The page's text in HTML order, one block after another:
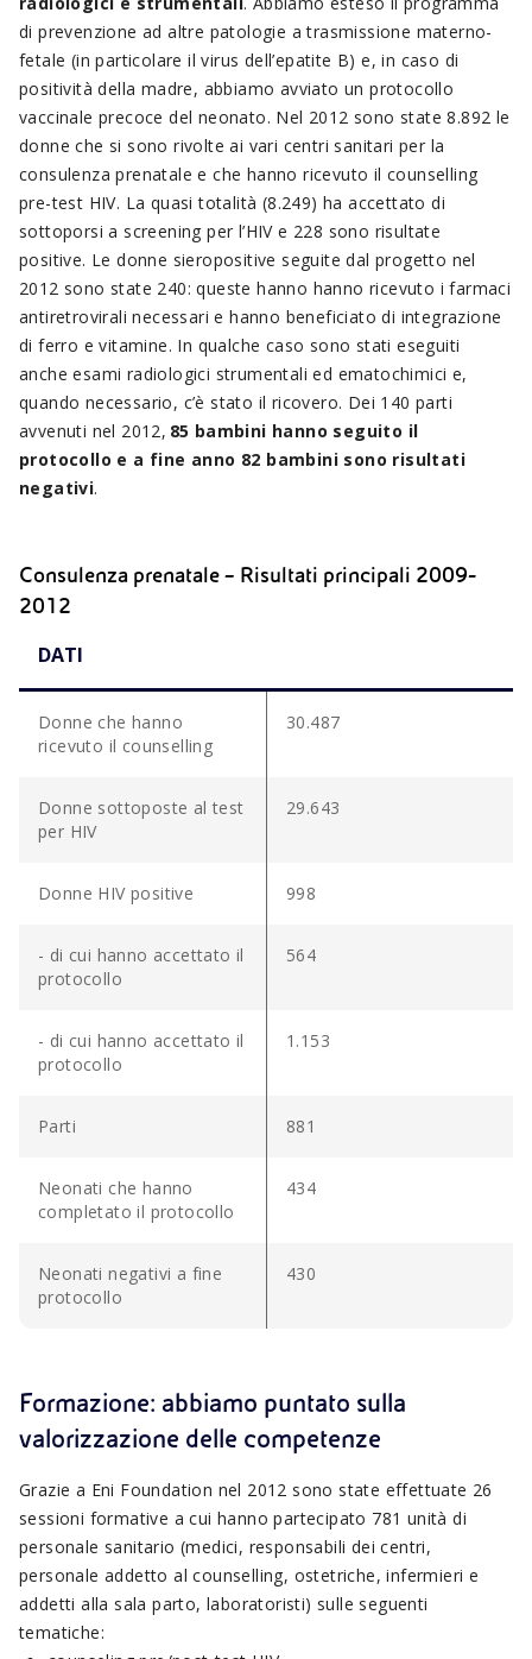
di prevenzione ad altre patologie a trasmissione materno-
fetale (in particolare il virus dell’epatite B) e, in caso di
positività della madre, abbiamo avviato un protocollo
vaccinale precoce del neonato. Nel 2012 sono state 8.892 le
donne che si sono rivolte ai vari centri sanitari per la
consulenza prenatale e che hanno ricevuto il counselling
pre-test HIV. La quasi totalità (8.249) ha accettato di
sottoporsi a screening per l’HIV e 228 sono risultate
positive. Le donne sieropositive seguite dal progetto nel
2012 sono state 240: queste hanno hanno ricevuto i farmaci
antiretrovirali necessari e hanno beneficiato di integrazione
di ferro e vitamine. In qualche caso sono stati eseguiti
anche esami radiologici strumentali ed ematochimici e,
quando necessario, c’è stato il ricovero. Dei 140 parti
avvenuti nel 2012, 85 bambini hanno seguito il
protocollo e a fine anno 82 bambini sono risultati
negativi.
Consulenza prenatale – Risultati principali 2009-
2012
DATI
Donne che hanno
ricevuto il counselling
30.487
Donne sottoposte al test
per HIV
29.643
Donne HIV positive 998
- di cui hanno accettato il
protocollo
564
- di cui hanno accettato il
protocollo
1.153
Parti 881
Neonati che hanno
completato il protocollo
434
Neonati negativi a fine
protocollo
430
Formazione: abbiamo puntato sulla
valorizzazione delle competenze
Grazie a Eni Foundation nel 2012 sono state effettuate 26
sessioni formative a cui hanno partecipato 781 unità di
personale sanitario (medici, responsabili dei centri,
personale addetto al counselling, ostetriche, infermieri e
addetti alla sala parto, laboratoristi) sulle seguenti
tematiche: